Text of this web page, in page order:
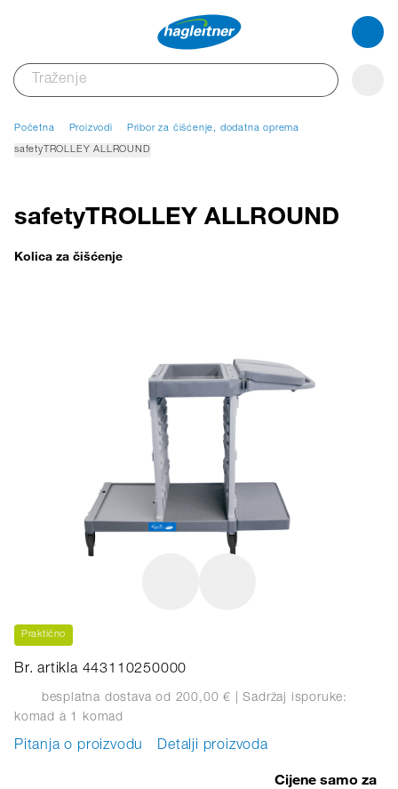
Početna Proizvodi Pribor za čišćenje, dodatna oprema
safetyTROLLEY ALLROUND
safetyTROLLEY ALLROUND
Kolica za čišćenje
Praktično
Br. artikla 443110250000
besplatna dostava od 200,00 € | Sadržaj isporuke:
komad à 1 komad
Pitanja o proizvodu Detalji proizvoda
Cijene samo za